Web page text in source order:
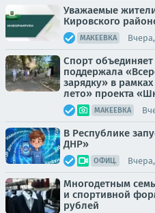
Уважаемые
Кировского
МАКЕЕВКА
Спорт
поддержала
зарядку» в
лето» проекта
МАКЕЕВКА
В Республике
ДНР»
ОФИЦ.
Многодетным
и спортивной
рублей